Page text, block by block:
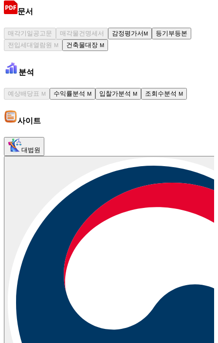
문서
매각기일공고문 매각물건명세서 감정평가서 M
등기부등본
전입세대열람원 M 건축물대장 M
분석
예상배당표 M 수익률분석 M 입찰가분석 M 조회수분석 M
사이트
대법원